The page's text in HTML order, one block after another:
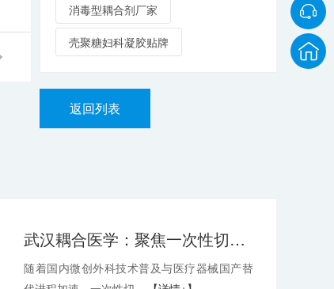
消毒型耦合剂厂家
壳聚糖妇科凝胶贴牌
返回列表
武汉耦合医学：聚焦一次性切口保护套OEM，深耕微创耗材定制代工领域
随着国内微创外科技术普及与医疗器械国产替